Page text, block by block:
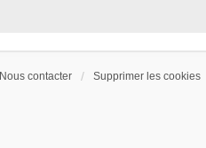
Nous contacter Supprimer les cookies